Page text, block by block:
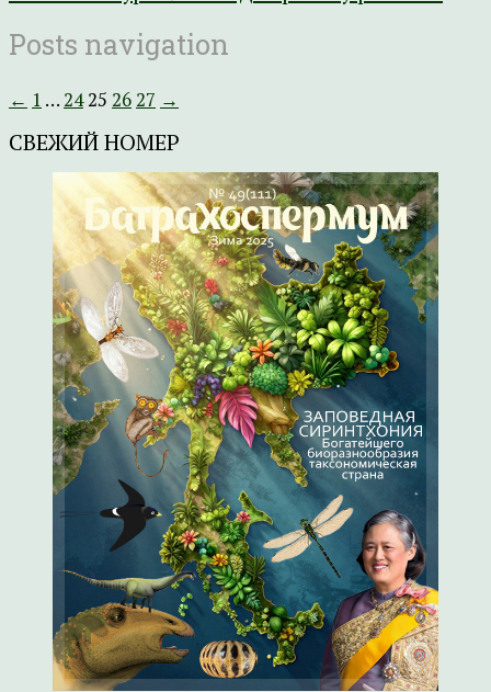
Posts navigation
← 1 …2425 2627 →
СВЕЖИЙ НОМЕР